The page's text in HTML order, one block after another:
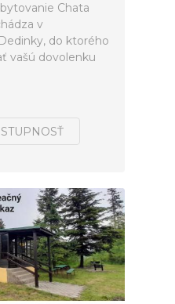
Chata
v
do ktorého
vašú dovolenku